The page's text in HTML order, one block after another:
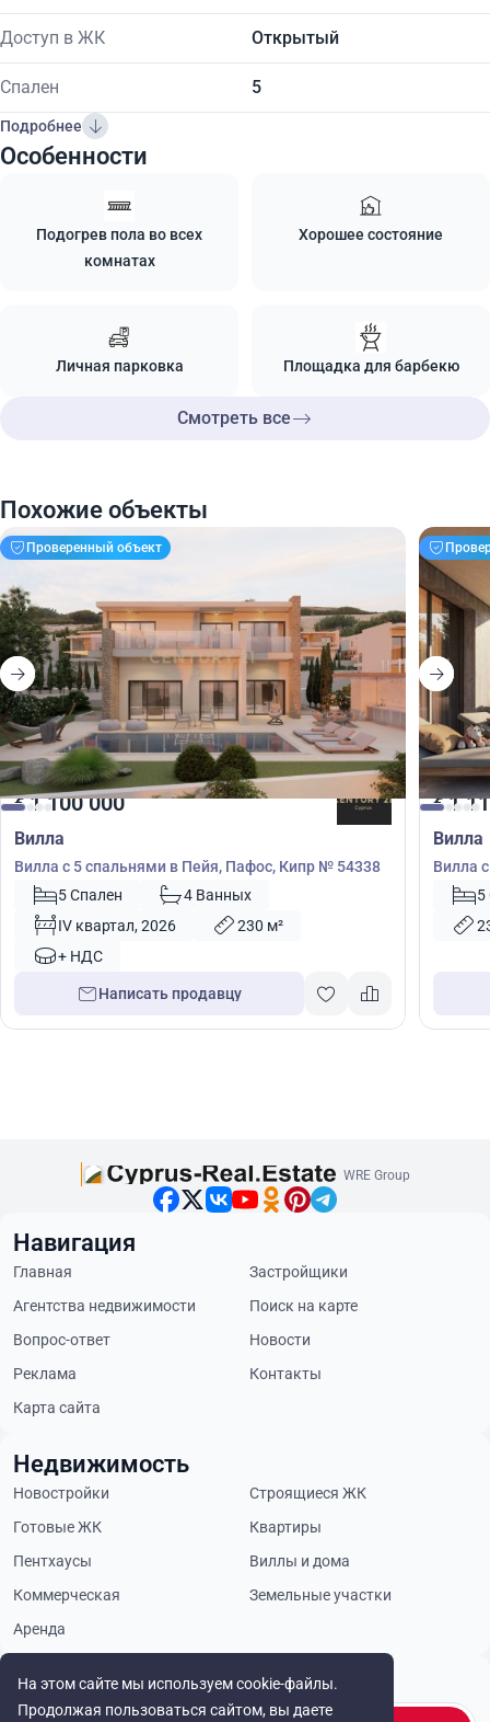
Доступ в ЖК Открытый
Спален 5
Подробнее
Особенности
Подогрев пола во всех
комнатах
Хорошее состояние
Личная парковка Площадка для барбекю
Смотреть все
Похожие объекты
Проверенный объект
€1 100 000
Вилла
Вилла с 5 спальнями в Пейя, Пафос, Кипр № 54338
5 Спален
4 Ванных
IV квартал, 2026
230 м²
+ НДС
Написать продавцу
€1
Вилла
Вилла
237915
На этом сайте мы используем cookie-файлы.
Продолжая пользоваться сайтом, вы даете
WRE Group
Будьте в курсе
Навигация
Главная
Застройщики
Агентства недвижимости
Поиск на карте
Вопрос-ответ
Новости
Реклама
Контакты
Карта сайта
Недвижимость
Новостройки
Строящиеся ЖК
Готовые ЖК
Квартиры
Пентхаусы
Виллы и дома
Коммерческая
Земельные участки
Аренда